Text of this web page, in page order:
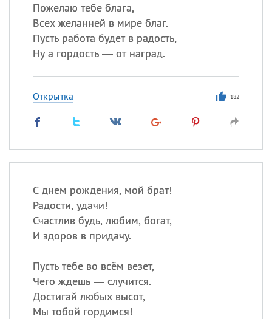
Пожелаю тебе блага,
Всех желанней в мире благ.
Пусть работа будет в радость,
Ну а гордость — от наград.
Открытка 182
С днем рождения, мой брат!
Радости, удачи!
Счастлив будь, любим, богат,
И здоров в придачу.
Пусть тебе во всём везет,
Чего ждешь — случится.
Достигай любых высот,
Мы тобой гордимся!
Посмотреть значение
происхождение